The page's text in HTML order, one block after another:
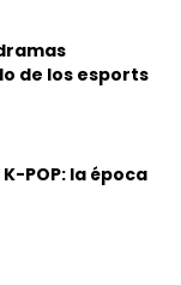
de los esports
POP: la época